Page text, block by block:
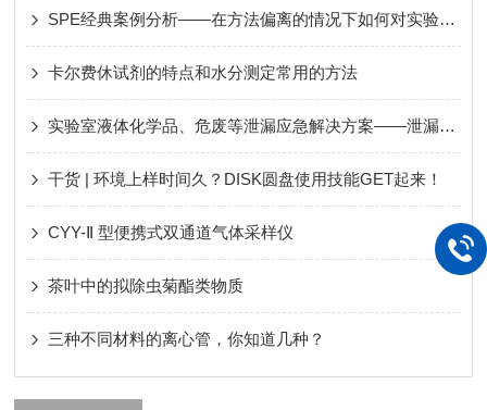
SPE经典案例分析——在方法偏离的情况下如何对实验过程进行有效优化
卡尔费休试剂的特点和水分测定常用的方法
实验室液体化学品、危废等泄漏应急解决方案——泄漏吸附剂
干货 | 环境上样时间久？DISK圆盘使用技能GET起来！
CYY-Ⅱ 型便携式双通道气体采样仪
茶叶中的拟除虫菊酯类物质
三种不同材料的离心管，你知道几种？